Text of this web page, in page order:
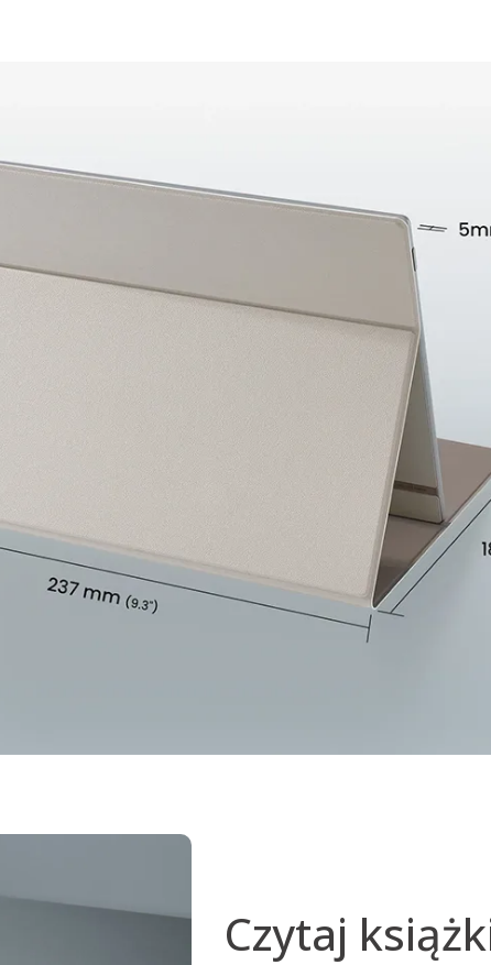
Czytaj